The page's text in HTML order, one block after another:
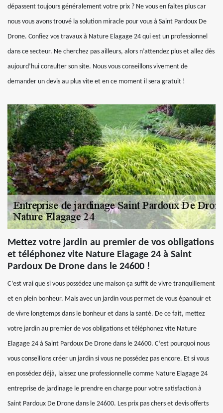
dépassent toujours généralement votre prix ? Ne vous en faites plus car
nous vous avons trouvé la solution miracle pour vous à Saint Pardoux De
Drone. Confiez vos travaux à Nature Elagage 24 qui est un professionnel
dans ce secteur. Ne cherchez pas ailleurs, alors n’attendez plus et allez dès
aujourd’hui consulter son site. Nous vous conseillons vivement de
demander un devis au plus vite et en ce moment il sera gratuit !
Mettez votre jardin au premier de vos obligations
et téléphonez vite Nature Elagage 24 à Saint
Pardoux De Drone dans le 24600 !
C’est vrai que si vous possédez une maison ça suffit de vivre tranquillement
et en plein bonheur. Mais avec un jardin vous permet de vous épanouir et
de vivre longtemps dans le bonheur et dans la santé. De ce fait, mettez
votre jardin au premier de vos obligations et téléphonez vite Nature
Elagage 24 à Saint Pardoux De Drone dans le 24600. C’est pourquoi nous
vous conseillons créer un jardin si vous ne possédez pas encore. Et si vous
en possédez déjà, laissez une professionnelle comme Nature Elagage 24
entreprise de jardinage le prendre en charge pour votre satisfaction à
Saint Pardoux De Drone dans le 24600. Les prix pas chers et devis offerts